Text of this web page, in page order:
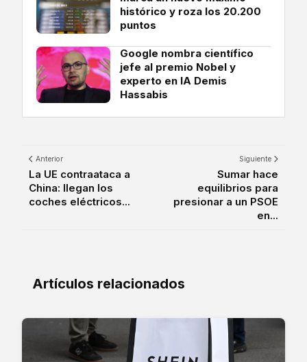
histórico y roza los 20.200
puntos
Google nombra científico
jefe al premio Nobel y
experto en IA Demis
Hassabis
Anterior
La UE contraataca a
China: llegan los
coches eléctricos...
Siguiente
Sumar hace
equilibrios para
presionar a un PSOE
en...
Artículos relacionados